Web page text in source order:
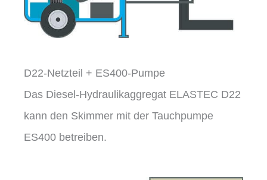
D22-Netzteil + ES400-Pumpe
Das Diesel-Hydraulikaggregat ELASTEC D22
kann den Skimmer mit der Tauchpumpe
ES400 betreiben.